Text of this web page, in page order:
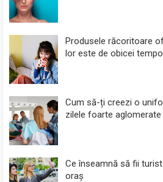
Produsele răcoritoare
lor este de obicei
Cum să-ți creezi o
zilele foarte aglomerate
Ce înseamnă să fii
oraș